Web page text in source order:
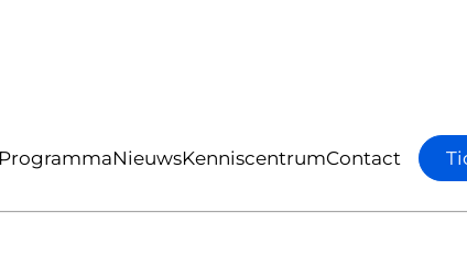
ProgrammaNieuwsKenniscentrumContact
met prijswinnende zeemeermin vanaf